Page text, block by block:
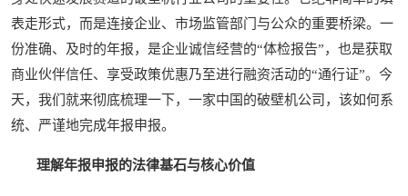
表走形式，而是连接企业、市场监管部门与公众的重要桥梁。一
份准确、及时的年报，是企业诚信经营的“体检报告”，也是获取
商业伙伴信任、享受政策优惠乃至进行融资活动的“通行证”。今
天，我们就来彻底梳理一下，一家中国的破壁机公司，该如何系
统、严谨地完成年报申报。
理解年报申报的法律基石与核心价值